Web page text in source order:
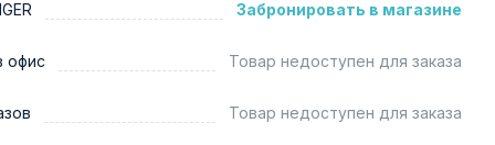
Забронировать в магазине
офис Товар недоступен для заказа
Товар недоступен для заказа